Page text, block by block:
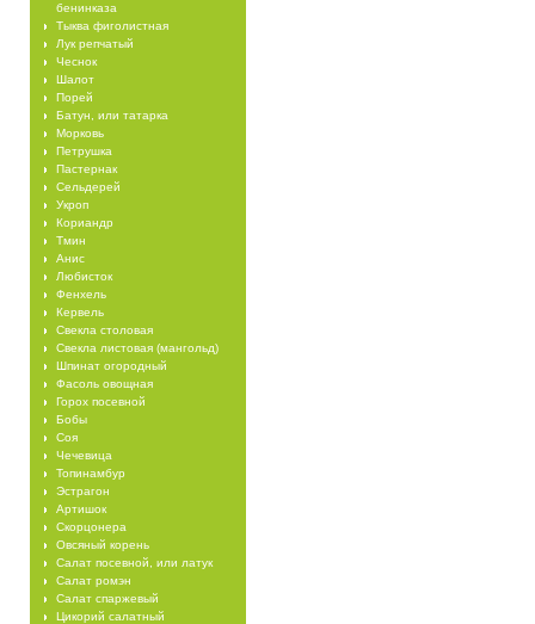
бенинказа
Тыква фиголистная
Лук репчатый
Чеснок
Шалот
Порей
Батун, или татарка
Морковь
Петрушка
Пастернак
Сельдерей
Укроп
Кориандр
Тмин
Анис
Любисток
Фенхель
Кервель
Свекла столовая
Свекла листовая (мангольд)
Шпинат огородный
Фасоль овощная
Горох посевной
Бобы
Соя
Чечевица
Топинамбур
Эстрагон
Артишок
Скорцонера
Овсяный корень
Салат посевной, или латук
Салат ромэн
Салат спаржевый
Цикорий салатный